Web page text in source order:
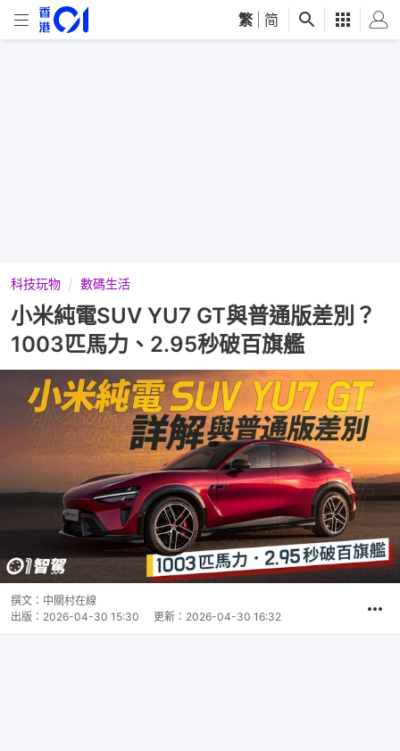
繁 简
科技玩物 數碼生活
小米純電SUV YU7 GT與普通版差別？
1003匹馬力、2.95秒破百旗艦
撰文： 中關村在線
出版： 2026-04-30 15:30 更新： 2026-04-30 16:32